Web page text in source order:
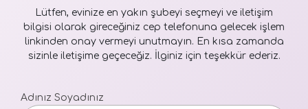
Lütfen, evinize en yakın şubeyi seçmeyi ve iletişim
bilgisi olarak gireceğiniz cep telefonuna gelecek işlem
linkinden onay vermeyi unutmayın. En kısa zamanda
sizinle iletişime geçeceğiz. İlginiz için teşekkür ederiz.
Adınız Soyadınız